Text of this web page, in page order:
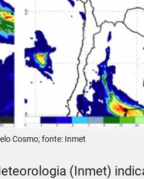
Cosmo; fonte: Inmet
(Inmet)